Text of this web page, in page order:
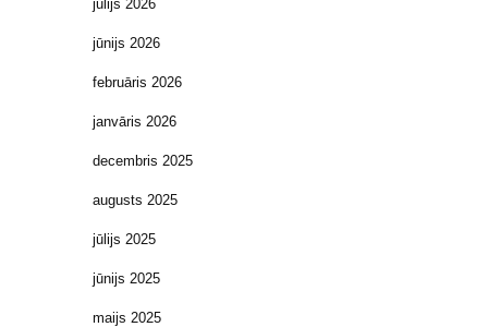
jūlijs 2026
jūnijs 2026
februāris 2026
janvāris 2026
decembris 2025
augusts 2025
jūlijs 2025
jūnijs 2025
maijs 2025